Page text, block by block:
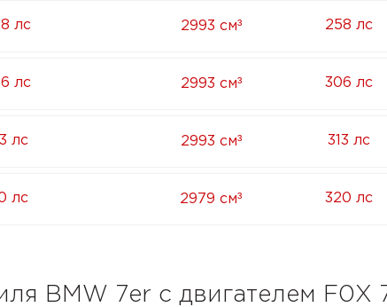
лс 2993 см³ 258 лс
лс 2993 см³ 306 лс
лс 2993 см³ 313 лс
лс 2979 см³ 320 лс
BMW 7er с двигателем F0X